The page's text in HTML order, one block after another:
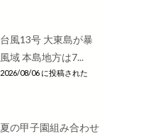
台風13号 大東島が暴
風域 本島地方は7...
2026/08/06 に投稿された
夏の甲子園組み合わせ